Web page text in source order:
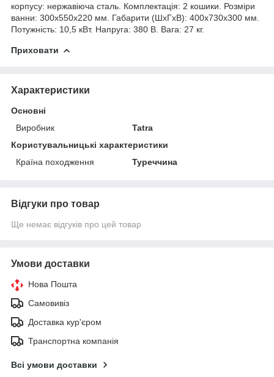
корпусу: нержавіюча сталь. Комплектація: 2 кошики. Розміри
ванни: 300х550х220 мм. Габарити (ШхГхВ): 400х730х300 мм.
Потужність: 10,5 кВт. Напруга: 380 В. Вага: 27 кг.
Приховати
Характеристики
Основні
Виробник
Tatra
Користувальницькі характеристики
Країна походження
Туреччина
Відгуки про товар
Ще немає відгуків про цей товар
Умови доставки
Нова Пошта
Самовивіз
Доставка кур'єром
Транспортна компанія
Всі умови доставки